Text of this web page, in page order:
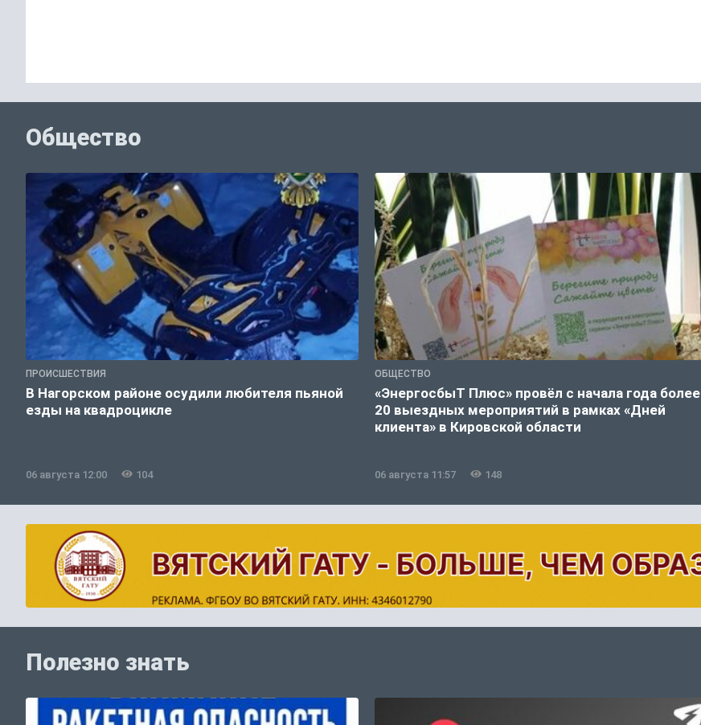
Общество
ПРОИСШЕСТВИЯ
В Нагорском районе осудили любителя пьяной
езды на квадроцикле
06 августа 12:00 104
ОБЩЕСТВО
«ЭнергосбыТ Плюс» провёл с начала года более
20 выездных мероприятий в рамках «Дней
клиента» в Кировской области
06 августа 11:57 148
Полезно знать